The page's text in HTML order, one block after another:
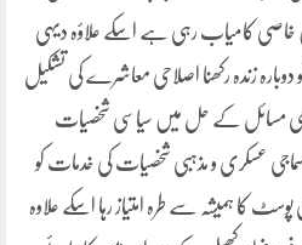
کامیاب رہی ہے اسکے علاؤہ دیہی
دوبارہ زندہ رکھنا اصلاحی معاشرے کی تشکیل
مسائل کے حل میں سیاسی شخصیات
سماجی عسکری و مذہبی شخصیات کی خدمات کو
کا ہمیشہ سے طرہ امتیاز رہا اسکے علاوہ